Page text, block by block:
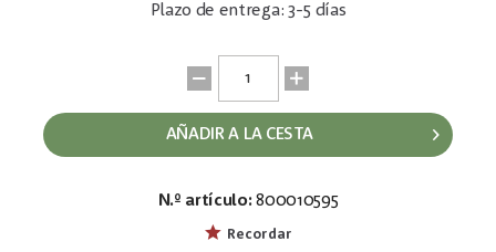
Plazo de entrega: 3-5 días
AÑADIR A LA CESTA
N.º artículo: 800010595
Recordar